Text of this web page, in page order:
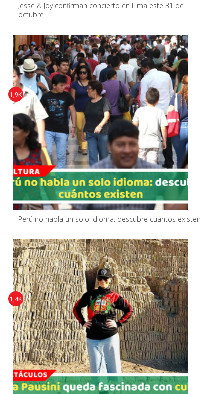
Jesse & Joy confirman concierto en Lima este 31 de
octubre
Perú no habla un solo idioma: descubre cuántos existen
1,9K
1,4K